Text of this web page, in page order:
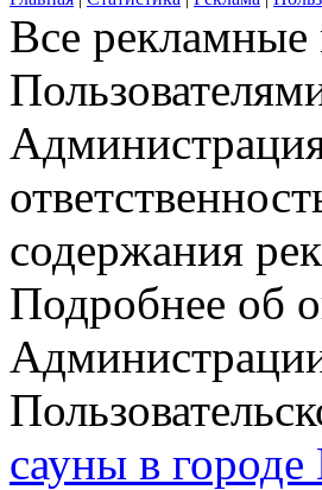
Все рекламные
содержания
Подробнее об
сауны в